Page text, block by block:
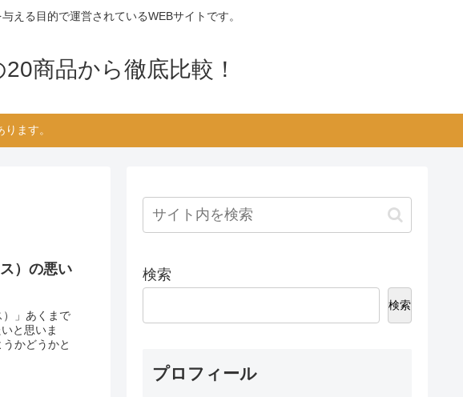
える目的で運営されているWEBサイトです。
商品から徹底比較！
ます。
）の悪い
）」あくまで
と思いま
かどうかと
検索
検索
プロフィール